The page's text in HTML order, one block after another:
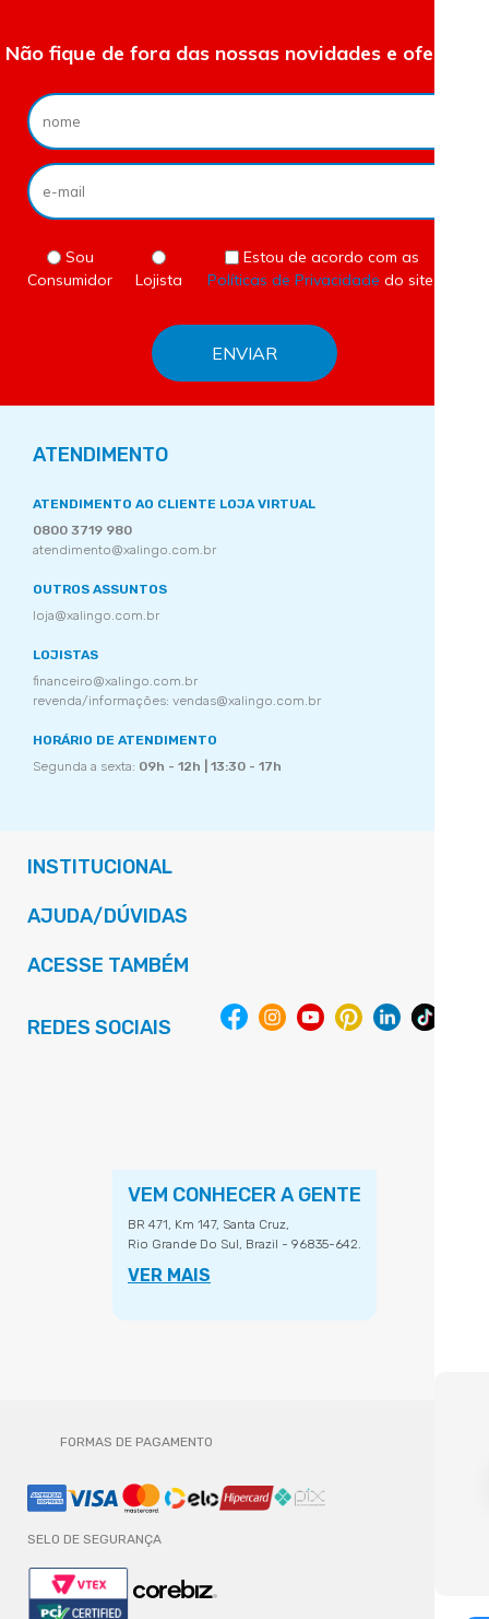
Não fique de fora das nossas novidades e ofertas.
Sou
Consumidor
Lojista
Estou de acordo com as
Políticas de Privacidade do site.
ATENDIMENTO
ATENDIMENTO AO CLIENTE LOJA VIRTUAL
0800 3719 980
atendimento@xalingo.com.br
OUTROS ASSUNTOS
loja@xalingo.com.br
LOJISTAS
financeiro@xalingo.com.br
revenda/informações: vendas@xalingo.com.br
HORÁRIO DE ATENDIMENTO
Segunda a sexta: 09h - 12h | 13:30 - 17h
INSTITUCIONAL
AJUDA/DÚVIDAS
ACESSE TAMBÉM
REDES SOCIAIS
VEM CONHECER A GENTE
BR 471, Km 147, Santa Cruz,
Rio Grande Do Sul, Brazil - 96835-642.
VER MAIS
FORMAS DE PAGAMENTO
SELO DE SEGURANÇA